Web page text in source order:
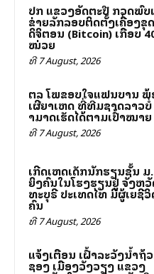
ປກສ ແຂວງອັດຕະປື ກວດພົບ
ຂ່າຍລັກລອບຕິດຕັ້ງເຄື່ອງຂຸ
ດິຈິຕອນ (Bitcoin) ເກືອບ
ໝ່ວຍ
ທີ 7 August, 2026
ສຕລ ໂພສຂອບໃຈແຟນບານ
ເຜີຍສາເຫດ ທີ່ທີມຊາດລາວບໍ່
ສາມາດເຮັດໄດ້ຕາມເປົ້າໝາຍ
ທີ 7 August, 2026
ເກີດເຫດເດັກນັກຮຽນຊັ້ນ ມ
ຍິງຄົນໃນໂຮງຮຽນຢູ່ ຈັງຫ
ທະບຸຣີ ປະເທດໄທ ມີຜູ້ເສຍຊີ
ຄົນ
ທີ 7 August, 2026
ແຈ້ງເຕືອນ ເຝົ້າລະວັງນ້ຳຖ້
ຊອງ ເມືອງວັງວຽງ ແຂວງ